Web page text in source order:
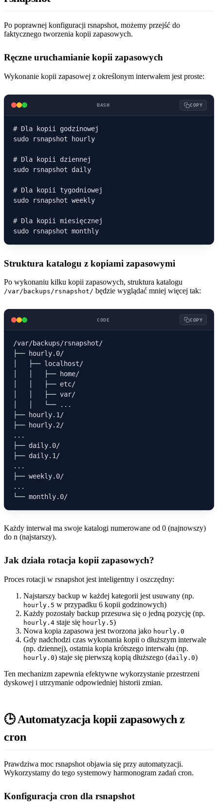
Po poprawnej konfiguracji rsnapshot, możemy przejść do
faktycznego tworzenia kopii zapasowych.
Ręczne uruchamianie kopii zapasowych
Wykonanie kopii zapasowej z określonym interwałem jest proste:
BASH COPY
# Dla kopii godzinowej
sudo rsnapshot hourly
# Dla kopii dziennej
sudo rsnapshot daily
# Dla kopii tygodniowej
sudo rsnapshot weekly
# Dla kopii miesięcznej
Struktura katalogu z kopiami zapasowymi
Po wykonaniu kilku kopii zapasowych, struktura katalogu
/var/backups/rsnapshot/ będzie wyglądać mniej więcej tak:
CODE COPY
/var/backups/rsnapshot/
├── hourly.0/
│   ├── localhost/
│   │   ├── home/
│   │   ├── etc/
│   │   ├── var/
│   │   └── ...
├── hourly.1/
├── hourly.2/
...
├── daily.0/
├── daily.1/
...
├── weekly.0/
...
Każdy interwał ma swoje katalogi numerowane od 0 (najnowszy)
do n (najstarszy).
Jak działa rotacja kopii zapasowych?
Proces rotacji w rsnapshot jest inteligentny i oszczędny:
Najstarszy backup w każdej kategorii jest usuwany (np.
hourly.5 w przypadku 6 kopii godzinowych)
Każdy pozostały backup przesuwa się o jedną pozycję (np.
hourly.4 staje się hourly.5)
Nowa kopia zapasowa jest tworzona jako hourly.0
Gdy nadchodzi czas wykonania kopii o dłuższym interwale
(np. dziennej), ostatnia kopia krótszego interwału (np.
hourly.0) staje się pierwszą kopią dłuższego (daily.0)
Ten mechanizm zapewnia efektywne wykorzystanie przestrzeni
dyskowej i utrzymanie odpowiedniej historii zmian.
🕒 Automatyzacja kopii zapasowych z
cron
Prawdziwa moc rsnapshot objawia się przy automatyzacji.
Wykorzystamy do tego systemowy harmonogram zadań cron.
Konfiguracja cron dla rsnapshot